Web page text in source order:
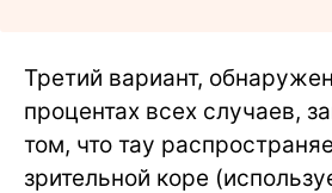
Третий вариант,
процентах всех случаев,
том, что тау
зрительной коре